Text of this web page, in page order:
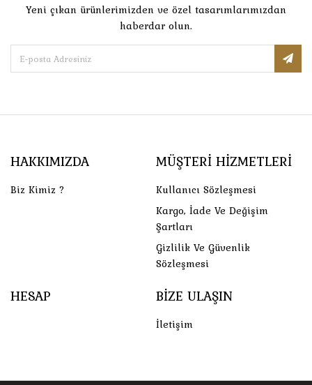
Yeni çıkan ürünlerimizden ve özel tasarımlarımızdan
haberdar olun.
HAKKIMIZDA
Biz Kimiz ?
MÜŞTERI HIZMETLERI
Kullanıcı Sözleşmesi
Kargo, İade Ve Değişim
Şartları
Gizlilik Ve Güvenlik
Sözleşmesi
HESAP BIZE ULAŞIN
İletişim